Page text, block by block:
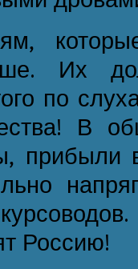
Их
по
В
Россию!